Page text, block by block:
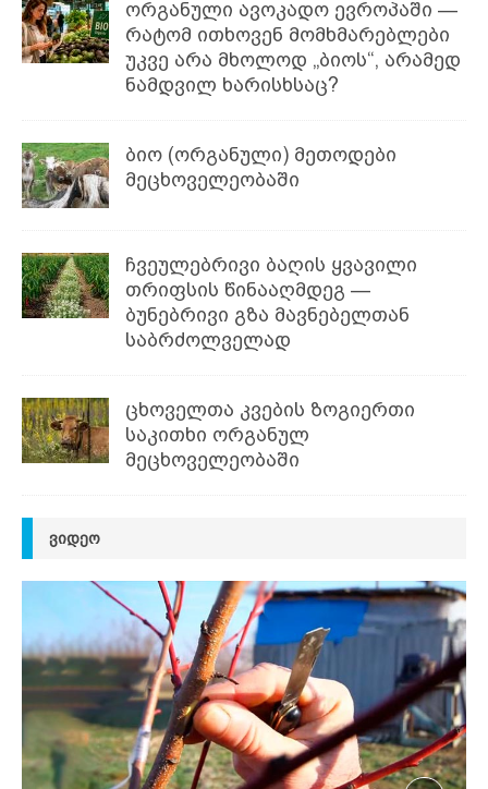
ორგანული ავოკადო ევროპაში —
რატომ ითხოვენ მომხმარებლები
უკვე არა მხოლოდ „ბიოს“, არამედ
ნამდვილ ხარისხსაც?
ბიო (ორგანული) მეთოდები
მეცხოველეობაში
ჩვეულებრივი ბაღის ყვავილი
თრიფსის წინააღმდეგ —
ბუნებრივი გზა მავნებელთან
საბრძოლველად
ცხოველთა კვების ზოგიერთი
საკითხი ორგანულ
მეცხოველეობაში
ᲕᲘᲓᲔᲝ